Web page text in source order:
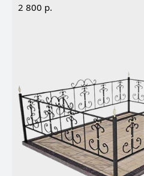
2 800 р.